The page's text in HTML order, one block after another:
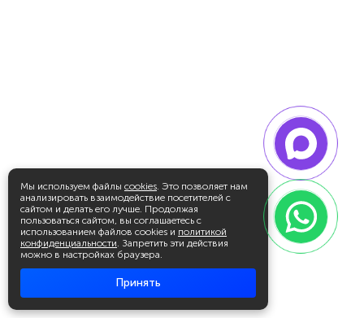
Мы используем файлы cookies. Это позволяет нам
анализировать взаимодействие посетителей с
сайтом и делать его лучше. Продолжая
пользоваться сайтом, вы соглашаетесь с
использованием файлов cookies и политикой
конфиденциальности. Запретить эти действия
можно в настройках браузера.
Принять